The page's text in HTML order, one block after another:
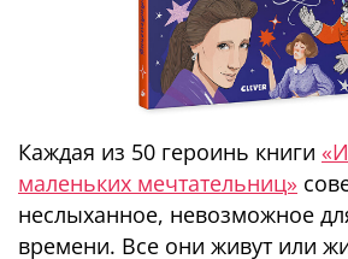
Каждая из 50 героинь книги
маленьких мечтательниц»
неслыханное, невозможное
времени. Все они живут или